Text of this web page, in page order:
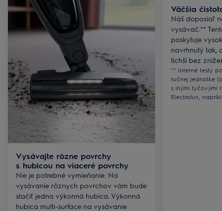
Vysávajte rôzne povrchy
s hubicou na viaceré povrchy
Nie je potrebné vymieňanie. Na
vysávanie rôznych povrchov vám bude
stačiť jedna výkonná hubica. Výkonná
hubica multi-surface na vysávanie
Väčšia
Náš doposiaľ
vysávač.**
poskytuje
navrhnutý tak,
tichší bez
** Interné testy
ručnej jednotke
s inými tyčovými
Electrolux,